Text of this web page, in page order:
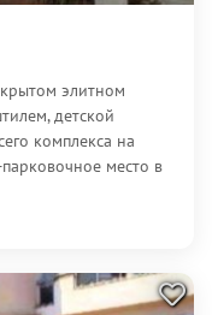
элитном
детской
комплекса на
место в